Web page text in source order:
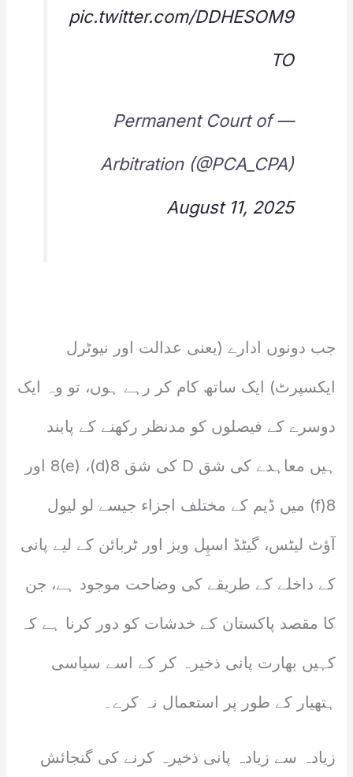
pic.twitter.com/DDHESOM9
TO
— Permanent Court of
Arbitration (@PCA_CPA)
August 11, 2025
جب دونوں ادارے (یعنی عدالت اور نیوٹرل
ایکسپرٹ) ایک ساتھ کام کر رہے ہوں، تو وہ ایک
دوسرے کے فیصلوں کو مدنظر رکھنے کے پابند
ہیں معاہدے کی شق D کی شق 8(d)، 8(e) اور
8(f) میں ڈیم کے مختلف اجزاء جیسے لو لیول
آؤٹ لیٹس، گیٹڈ اسپِل ویز اور ٹربائن کے لیے پانی
کے داخلے کے طریقے کی وضاحت موجود ہے، جن
کا مقصد پاکستان کے خدشات کو دور کرنا ہے کہ
کہیں بھارت پانی ذخیرہ کر کے اسے سیاسی
ہتھیار کے طور پر استعمال نہ کرے۔
زیادہ سے زیادہ پانی ذخیرہ کرنے کی گنجائش